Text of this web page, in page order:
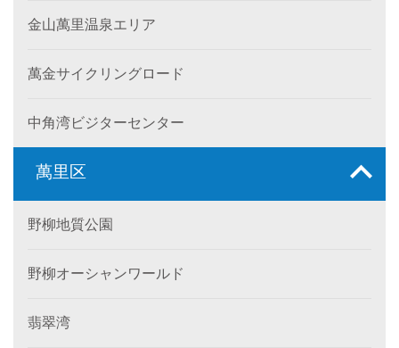
金山萬里温泉エリア
萬金サイクリングロード
中角湾ビジターセンター
萬里区
野柳地質公園
野柳オーシャンワールド
翡翠湾